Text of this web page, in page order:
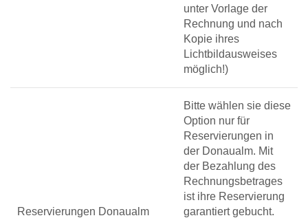
unter Vorlage der
Rechnung und nach
Kopie ihres
Lichtbildausweises
möglich!)
Reservierungen Donaualm
Bitte wählen sie diese
Option nur für
Reservierungen in
der Donaualm. Mit
der Bezahlung des
Rechnungsbetrages
ist ihre Reservierung
garantiert gebucht.